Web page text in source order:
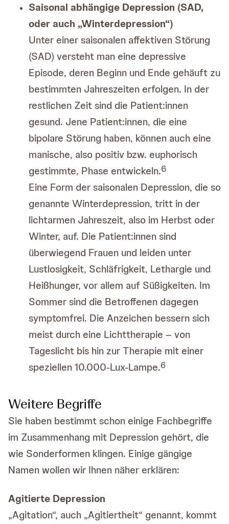
Saisonal abhängige Depression (SAD,
oder auch „Winterdepression“)
Unter einer saisonalen affektiven Störung
(SAD) versteht man eine depressive
Episode, deren Beginn und Ende gehäuft zu
bestimmten Jahreszeiten erfolgen. In der
restlichen Zeit sind die Patient:innen
gesund. Jene Patient:innen, die eine
bipolare Störung haben, können auch eine
manische, also positiv bzw. euphorisch
gestimmte, Phase entwickeln.6
Eine Form der saisonalen Depression, die so
genannte Winterdepression, tritt in der
lichtarmen Jahreszeit, also im Herbst oder
Winter, auf. Die Patient:innen sind
überwiegend Frauen und leiden unter
Lustlosigkeit, Schläfrigkeit, Lethargie und
Heißhunger, vor allem auf Süßigkeiten. Im
Sommer sind die Betroffenen dagegen
symptomfrei. Die Anzeichen bessern sich
meist durch eine Lichttherapie – von
Tageslicht bis hin zur Therapie mit einer
speziellen 10.000-Lux-Lampe.6
Weitere Begriffe
Sie haben bestimmt schon einige Fachbegriffe
im Zusammenhang mit Depression gehört, die
wie Sonderformen klingen. Einige gängige
Namen wollen wir Ihnen näher erklären:
Agitierte Depression
„Agitation“, auch „Agitiertheit“ genannt, kommt